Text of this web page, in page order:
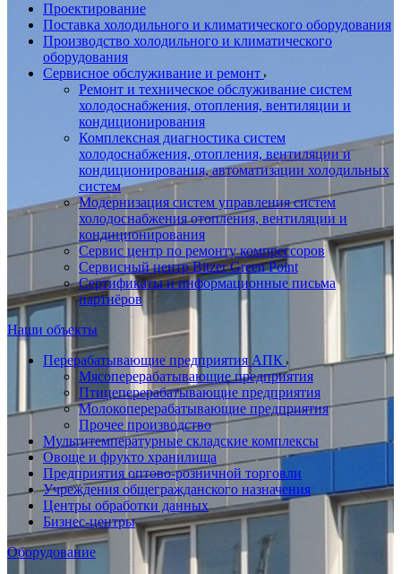
Проектирование
Поставка холодильного и климатического оборудования
Производство холодильного и климатического
оборудования
Сервисное обслуживание и ремонт
Ремонт и техническое обслуживание систем
холодоснабжения, отопления, вентиляции и
кондиционирования
Комплексная диагностика систем
холодоснабжения, отопления, вентиляции и
кондиционирования, автоматизации холодильных
систем
Модернизация систем управления систем
холодоснабжения отопления, вентиляции и
кондиционирования
Сервис центр по ремонту компрессоров
Сервисный центр Bitzer Green Point
Сертификаты и информационные письма
партнёров
Наши объекты
Перерабатывающие предприятия АПК
Мясоперерабатывающие предприятия
Птицеперерабатывающие предприятия
Молокоперерабатывающие предприятия
Прочее производство
Мультитемпературные складские комплексы
Овоще и фрукто хранилища
Предприятия оптово-розничной торговли
Учреждения общегражданского назначения
Центры обработки данных
Бизнес-центры
Оборудование